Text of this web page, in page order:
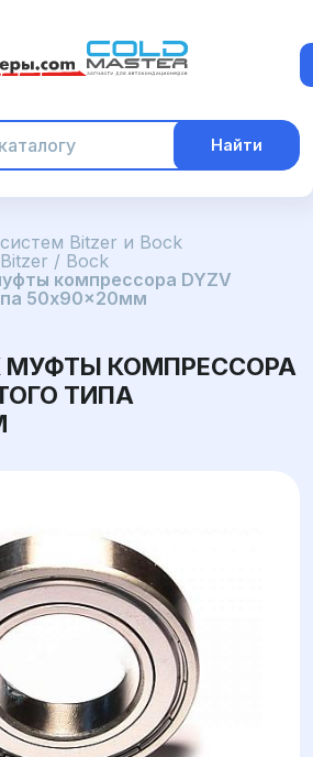
Найти
Bitzer и Bock
/ Bock
компрессора DYZV
50x90x20мм
КОМПРЕССОРА
ТИПА